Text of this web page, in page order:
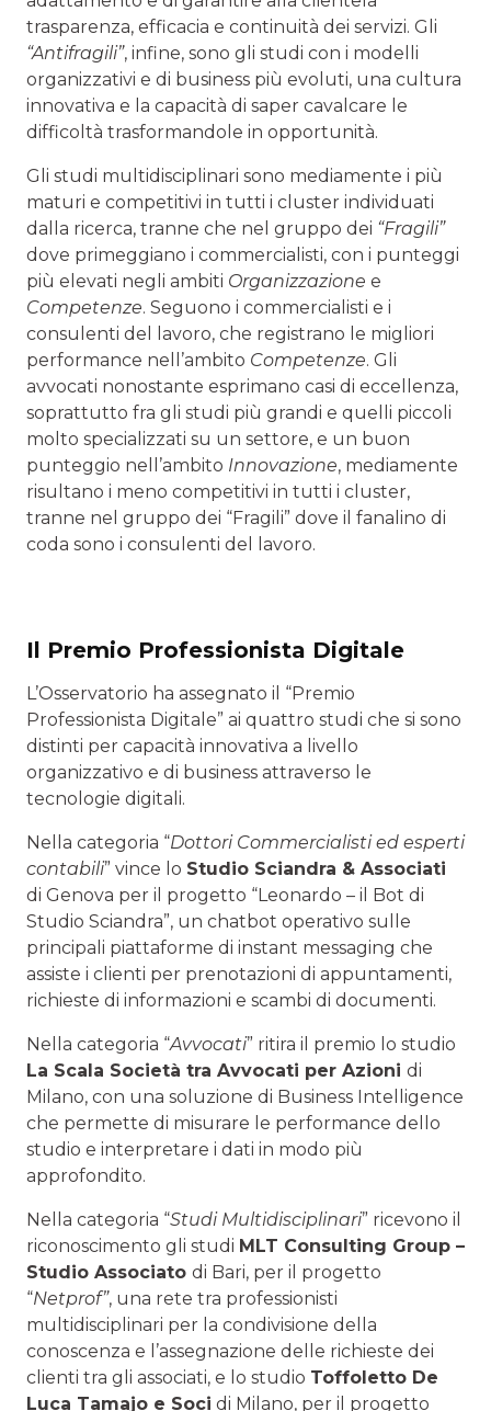
trasparenza, efficacia e continuità dei servizi. Gli
“Antifragili”, infine, sono gli studi con i modelli
organizzativi e di business più evoluti, una cultura
innovativa e la capacità di saper cavalcare le
difficoltà trasformandole in opportunità.
Gli studi multidisciplinari sono mediamente i più
maturi e competitivi in tutti i cluster individuati
dalla ricerca, tranne che nel gruppo dei “Fragili”
dove primeggiano i commercialisti, con i punteggi
più elevati negli ambiti Organizzazione e
Competenze. Seguono i commercialisti e i
consulenti del lavoro, che registrano le migliori
performance nell’ambito Competenze. Gli
avvocati nonostante esprimano casi di eccellenza,
soprattutto fra gli studi più grandi e quelli piccoli
molto specializzati su un settore, e un buon
punteggio nell’ambito Innovazione, mediamente
risultano i meno competitivi in tutti i cluster,
tranne nel gruppo dei “Fragili” dove il fanalino di
coda sono i consulenti del lavoro.
Il Premio Professionista Digitale
L’Osservatorio ha assegnato il “Premio
Professionista Digitale” ai quattro studi che si sono
distinti per capacità innovativa a livello
organizzativo e di business attraverso le
tecnologie digitali.
Nella categoria “Dottori Commercialisti ed esperti
contabili” vince lo Studio Sciandra & Associati
di Genova per il progetto “Leonardo – il Bot di
Studio Sciandra”, un chatbot operativo sulle
principali piattaforme di instant messaging che
assiste i clienti per prenotazioni di appuntamenti,
richieste di informazioni e scambi di documenti.
Nella categoria “Avvocati” ritira il premio lo studio
La Scala Società tra Avvocati per Azioni di
Milano, con una soluzione di Business Intelligence
che permette di misurare le performance dello
studio e interpretare i dati in modo più
approfondito.
Nella categoria “Studi Multidisciplinari” ricevono il
riconoscimento gli studi MLT Consulting Group –
Studio Associato di Bari, per il progetto
“Netprof”, una rete tra professionisti
multidisciplinari per la condivisione della
conoscenza e l’assegnazione delle richieste dei
clienti tra gli associati, e lo studio Toffoletto De
Luca Tamajo e Soci di Milano, per il progetto